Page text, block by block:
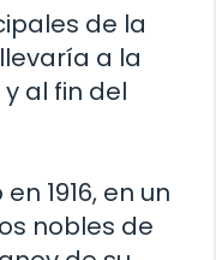
de la
llevaría a la
al fin del
1916, en un
nobles de